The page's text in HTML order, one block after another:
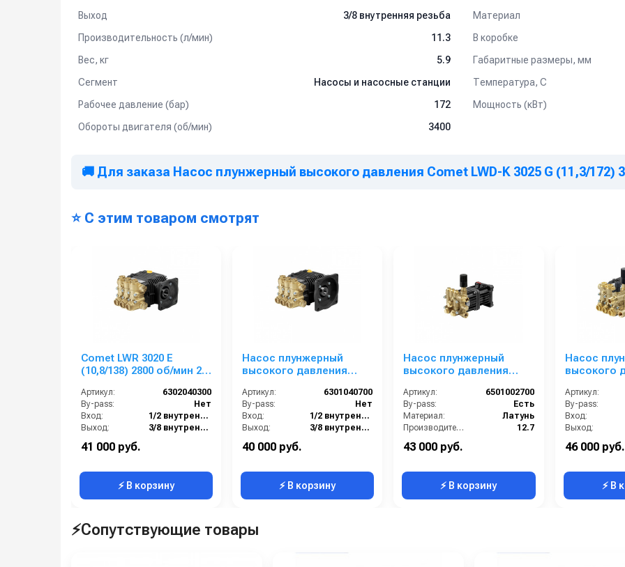
Выход
3/8 внутренняя резьба Материал
Производительность (л/мин)
11.3 В коробке
Вес, кг
5.9 Габаритные размеры, мм
Сегмент
Насосы и насосные станции Температура, C
Рабочее давление (бар)
172 Мощность (кВт)
Обороты двигателя (об/мин)
3400
🚚 Для заказа Насос плунжерный высокого давления Comet LWD-K 3025 G (11,3/172)
⭐ С этим товаром смотрят
Comet LWR 3020 E
(10,8/138) 2800 об/мин 24
Артикул:
6302040300
By-pass:
Нет
Вход:
1/2 внутренняя резьба
Выход:
3/8 внутренняя резьба
Производительность (л/мин):
41 000 руб.
⚡ В корзину
Насос плунжерный
высокого давления
(12,2/69) 1750 об/мин ø
5/8” п.в.
Артикул:
6301040700
By-pass:
Нет
Вход:
1/2 внутренняя резьба
Выход:
3/8 внутренняя резьба
Производительность (л/мин):
40 000 руб.
⚡ В корзину
Насос плунжерный
высокого давления
(12,7/207) 3400 об/мин. Ø
1”п.в.
Артикул:
6501002700
By-pass:
Есть
Материал:
Латунь
Производительность (л/мин):
12.7
Вес, кг:
43 000 руб.
⚡ В корзину
Насос
высокого
(11,3/138);
мин.3/4” п.в.
Артикул:
By-pass:
Вход:
Выход:
Производительность (л/мин):
46 000 руб.
⚡ В
⚡Сопутствующие товары